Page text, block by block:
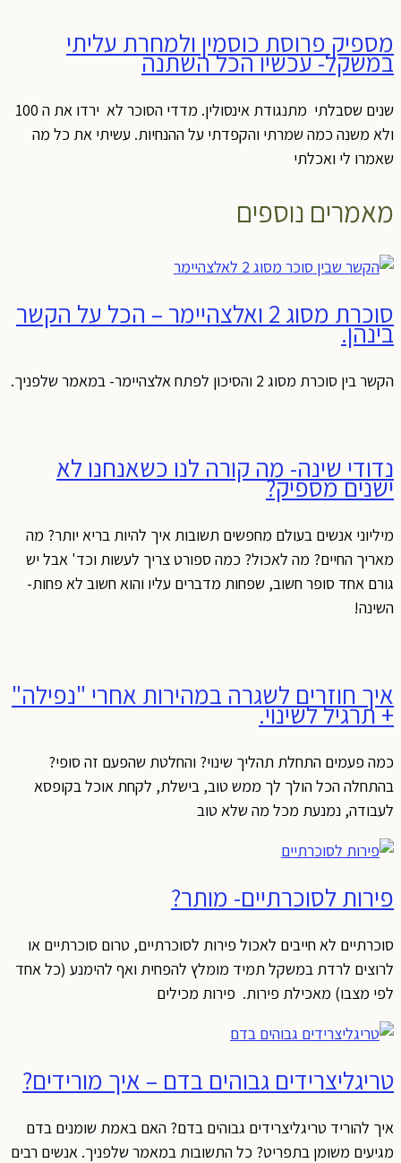
מספיק פרוסת כוסמין ולמחרת עליתי
במשקל- עכשיו הכל השתנה
שנים שסבלתי מתנגודת אינסולין. מדדי הסוכר לא ירדו את ה 100
ולא משנה כמה שמרתי והקפדתי על ההנחיות. עשיתי את כל מה
שאמרו לי ואכלתי
מאמרים נוספים
סוכרת מסוג 2 ואלצהיימר – הכל על הקשר
בינהן.
הקשר בין סוכרת מסוג 2 והסיכון לפתח אלצהיימר- במאמר שלפניך.
נדודי שינה- מה קורה לנו כשאנחנו לא
ישנים מספיק?
מיליוני אנשים בעולם מחפשים תשובות איך להיות בריא יותר? מה
מאריך החיים? מה לאכול? כמה ספורט צריך לעשות וכד' אבל יש
גורם אחד סופר חשוב, שפחות מדברים עליו והוא חשוב לא פחות-
השינה!
איך חוזרים לשגרה במהירות אחרי "נפילה"
+ תרגיל לשינוי.
כמה פעמים התחלת תהליך שינוי? והחלטת שהפעם זה סופי?
בהתחלה הכל הולך לך ממש טוב, בישלת, לקחת אוכל בקופסא
לעבודה, נמנעת מכל מה שלא טוב
פירות לסוכרתיים- מותר?
סוכרתיים לא חייבים לאכול פירות לסוכרתיים, טרום סוכרתיים או
לרוצים לרדת במשקל תמיד מומלץ להפחית ואף להימנע (כל אחד
לפי מצבו) מאכילת פירות. פירות מכילים
טריגליצרידים גבוהים בדם – איך מורידים?
איך להוריד טריגליצרידים גבוהים בדם? האם באמת שומנים בדם
מגיעים משומן בתפריט? כל התשובות במאמר שלפניך. אנשים רבים